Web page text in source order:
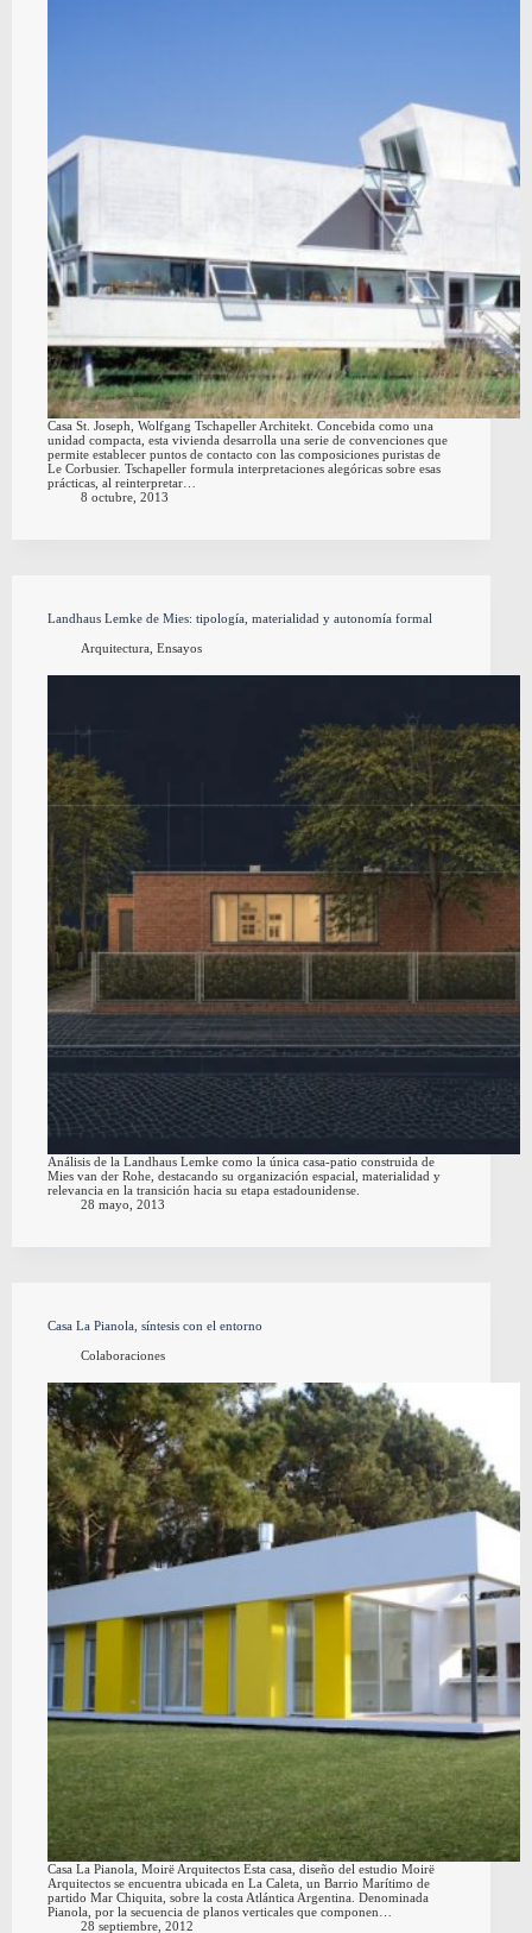
Casa St. Joseph, Wolfgang Tschapeller Architekt. Concebida como una
unidad compacta, esta vivienda desarrolla una serie de convenciones que
permite establecer puntos de contacto con las composiciones puristas de
Le Corbusier. Tschapeller formula interpretaciones alegóricas sobre esas
prácticas, al reinterpretar…
8 octubre, 2013
Landhaus Lemke de Mies: tipología, materialidad y autonomía formal
Arquitectura, Ensayos
Análisis de la Landhaus Lemke como la única casa-patio construida de
Mies van der Rohe, destacando su organización espacial, materialidad y
relevancia en la transición hacia su etapa estadounidense.
28 mayo, 2013
Casa La Pianola, síntesis con el entorno
Colaboraciones
Casa La Pianola, Moirë Arquitectos Esta casa, diseño del estudio Moirë
Arquitectos se encuentra ubicada en La Caleta, un Barrio Marítimo de
partido Mar Chiquita, sobre la costa Atlántica Argentina. Denominada
Pianola, por la secuencia de planos verticales que componen…
28 septiembre, 2012